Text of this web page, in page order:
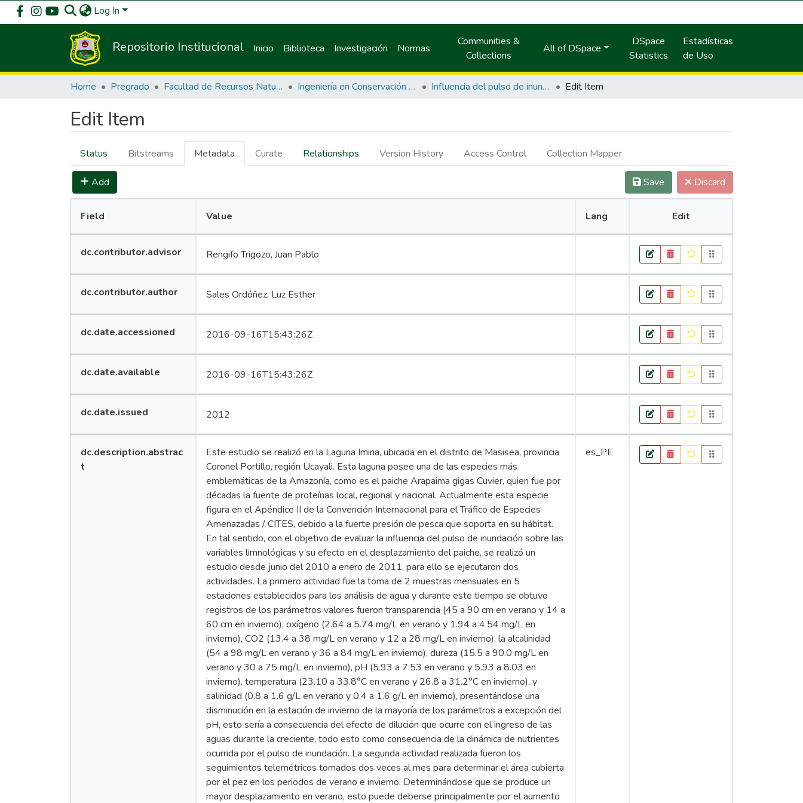
Log In
Repositorio Institucional Inicio Biblioteca Investigación Normas
Communities &
Collections
All of DSpace
DSpace
Statistics
Estadísticas
de Uso
Home Pregrado Facultad de Recursos Naturales Renovables Ingeniería en Conservación de Suelos y Agua Influencia del pulso de inundación sobre las variables limnológicas y su efecto en el desplazamiento del paiche (Arapaima gigas Cuvier) en la laguna Imiria a través de la aplicación del SIG. Edit Item
Edit Item
Status Bitstreams Metadata Curate Relationships Version History Access Control Collection Mapper
Add Save Discard
Field Value Lang Edit
dc.contributor.advisor
Lang
Rengifo Trigozo, Juan Pablo
dc.contributor.author
Lang
Sales Ordóñez, Luz Esther
dc.date.accessioned
Lang
2016-09-16T15:43:26Z
dc.date.available
Lang
2016-09-16T15:43:26Z
dc.date.issued
Lang
2012
dc.description.abstrac
t
Lang
Edit
Este estudio se realizó en la Laguna Imiria, ubicada en el distrito de Masisea, provincia
Coronel Portillo, región Ucayali. Esta laguna posee una de las especies más
emblemáticas de la Amazonía, como es el paiche Arapaima gigas Cuvier, quien fue por
décadas la fuente de proteínas local, regional y nacional. Actualmente esta especie
figura en el Apéndice II de la Convención Internacional para el Tráfico de Especies
Amenazadas / CITES, debido a la fuerte presión de pesca que soporta en su hábitat.
En tal sentido, con el objetivo de evaluar la influencia del pulso de inundación sobre las
variables limnológicas y su efecto en el desplazamiento del paiche, se realizó un
estudio desde junio del 2010 a enero de 2011, para ello se ejecutaron dos
actividades. La primero actividad fue la toma de 2 muestras mensuales en 5
estaciones establecidos para los análisis de agua y durante este tiempo se obtuvo
registros de los parámetros valores fueron transparencia (45 a 90 cm en verano y 14 a
60 cm en invierno), oxígeno (2.64 a 5.74 mg/L en verano y 1.94 a 4.54 mg/L en
invierno), CO2 (13.4 a 38 mg/L en verano y 12 a 28 mg/L en invierno), la alcalinidad
(54 a 98 mg/L en verano y 36 a 84 mg/L en invierno), dureza (15.5 a 90.0 mg/L en
verano y 30 a 75 mg/L en invierno), pH (5.93 a 7.53 en verano y 5.93 a 8.03 en
invierno), temperatura (23.10 a 33.8°C en verano y 26.8 a 31.2°C en invierno), y
salinidad (0.8 a 1.6 g/L en verano y 0.4 a 1.6 g/L en invierno), presentándose una
disminución en la estación de invierno de la mayoría de los parámetros a excepción del
pH, esto sería a consecuencia del efecto de dilución que ocurre con el ingreso de las
aguas durante la creciente, todo esto como consecuencia de la dinámica de nutrientes
ocurrida por el pulso de inundación. La segunda actividad realizada fueron los
seguimientos telemétricos tomados dos veces al mes para determinar el área cubierta
por el pez en los periodos de verano e invierno. Determinándose que se produce un
mayor desplazamiento en verano, esto puede deberse principalmente por el aumento
es_PE